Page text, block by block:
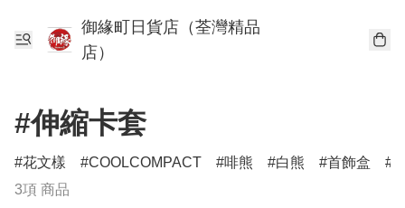
御緣町日貨店（荃灣精品
店）
#伸縮卡套
花文樣 COOLCOMPACT 啡熊 白熊 首飾盒
3項 商品